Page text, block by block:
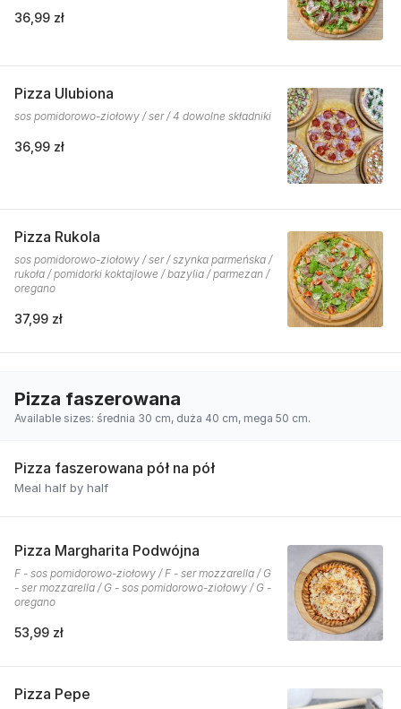
36,99 zł
Pizza Ulubiona
sos pomidorowo-ziołowy / ser / 4 dowolne składniki
36,99 zł
Pizza Rukola
sos pomidorowo-ziołowy / ser / szynka parmeńska /
rukoła / pomidorki koktajlowe / bazylia / parmezan /
oregano
37,99 zł
Pizza faszerowana
Available sizes: średnia 30 cm, duża 40 cm, mega 50 cm.
Pizza faszerowana pół na pół
Meal half by half
Pizza Margharita Podwójna
F - sos pomidorowo-ziołowy / F - ser mozzarella / G
- ser mozzarella / G - sos pomidorowo-ziołowy / G -
oregano
53,99 zł
Pizza Pepe